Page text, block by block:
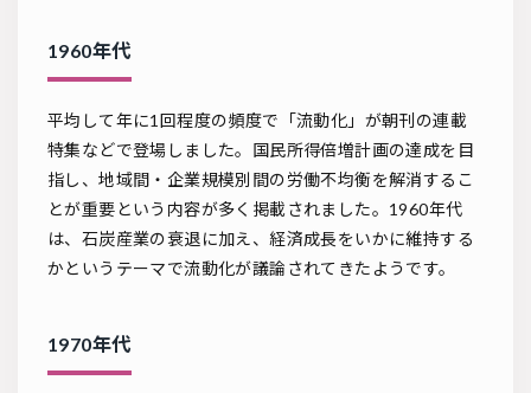
1960年代
平均して年に1回程度の頻度で「流動化」が朝刊の連載
特集などで登場しました。国民所得倍増計画の達成を目
指し、地域間・企業規模別間の労働不均衡を解消するこ
とが重要という内容が多く掲載されました。1960年代
は、石炭産業の衰退に加え、経済成長をいかに維持する
かというテーマで流動化が議論されてきたようです。
1970年代